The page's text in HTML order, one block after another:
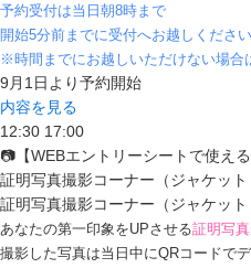
予約受付は当日朝8時まで
開始5分前までに受付へお越しください
※時間までにお越しいただけない場合
9月1日より予約開始
内容を見る
12:30 17:00
📷【WEBエントリーシートで使える
証明写真撮影コーナー（ジャケット
証明写真撮影コーナー（ジャケット
あなたの第一印象をUPさせる証明写
撮影した写真は当日中にQRコードでデ